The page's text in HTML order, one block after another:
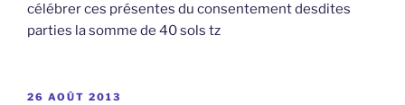
célébrer ces présentes du consentement desdites
parties la somme de 40 sols tz
PUBLIÉ
26 AOÛT 2013